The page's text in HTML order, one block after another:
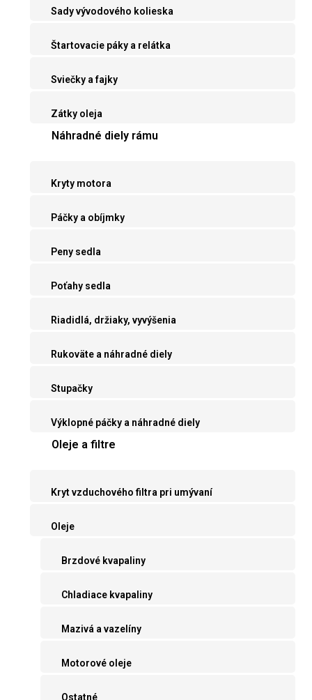
Sady vývodového kolieska
Štartovacie páky a relátka
Sviečky a fajky
Zátky oleja
Náhradné diely rámu
Kryty motora
Páčky a obíjmky
Peny sedla
Poťahy sedla
Riadidlá, držiaky, vyvýšenia
Rukoväte a náhradné diely
Stupačky
Výklopné páčky a náhradné diely
Oleje a filtre
Kryt vzduchového filtra pri umývaní
Oleje
Brzdové kvapaliny
Chladiace kvapaliny
Mazivá a vazelíny
Motorové oleje
Ostatné